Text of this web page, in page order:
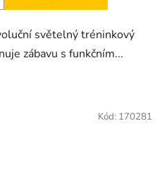
světelný tréninkový
zábavu s funkčním...
Kód: 170281